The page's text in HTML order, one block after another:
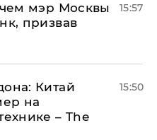
мэр Москвы
призвав
15:57
Китай
на
– The
15:50